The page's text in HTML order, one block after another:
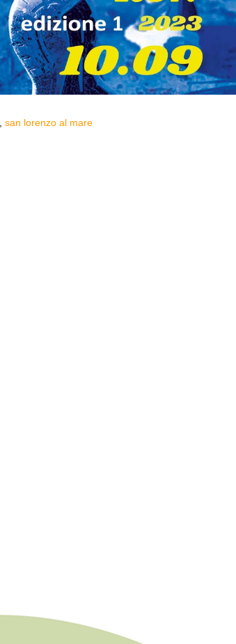
san lorenzo al mare